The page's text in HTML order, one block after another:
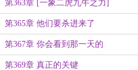
第363章 [一象二虎九牛之力]
第365章 他们要杀进来了
第367章 你会看到那一天的
第369章 真正的关键